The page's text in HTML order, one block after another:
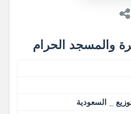
والمسجد الحرام
_ السعودية